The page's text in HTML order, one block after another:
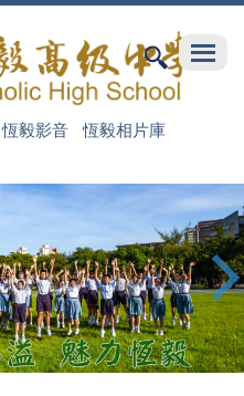
恆毅影音
恆毅相片庫